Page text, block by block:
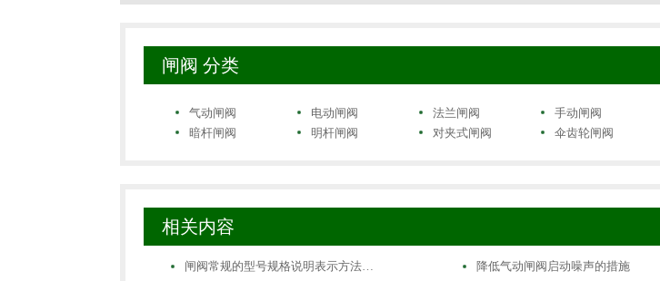
闸阀 分类
气动闸阀 电动闸阀 法兰闸阀 手动闸阀
暗杆闸阀
明杆闸阀 对夹式闸阀 伞齿轮闸阀
相关内容
闸阀常规的型号规格说明表示方法… 降低气动闸阀启动噪声的措施